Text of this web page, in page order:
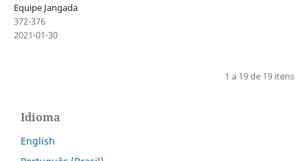
Equipe Jangada
372-376
2021-01-30
1 a 19 de 19 itens
Idioma
English